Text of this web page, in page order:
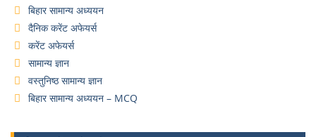
बिहार सामान्य अध्ययन
दैनिक करेंट अफेयर्स
करेंट अफेयर्स
सामान्य ज्ञान
वस्तुनिष्ठ सामान्य ज्ञान
बिहार सामान्य अध्ययन – MCQ